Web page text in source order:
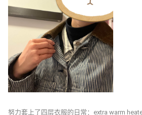
努力套上了四层衣服的日常：extra warm